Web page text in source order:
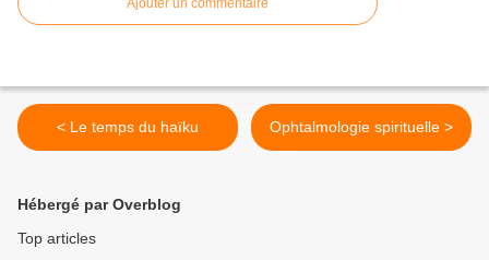
Ajouter un commentaire
< Le temps du haïku Ophtalmologie spirituelle >
Hébergé par Overblog
Top articles